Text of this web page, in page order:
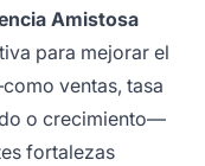
Amistosa
para mejorar el
ventas, tasa
o crecimiento—
fortalezas